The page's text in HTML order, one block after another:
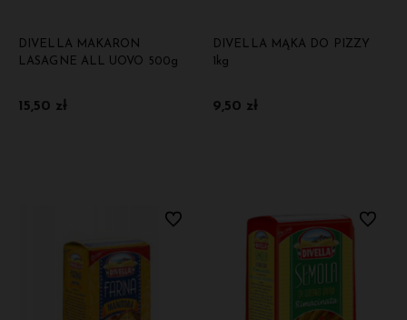
DIVELLA MAKARON
LASAGNE ALL UOVO 500g
15,50 zł
DIVELLA MĄKA DO PIZZY
1kg
9,50 zł
Do ulubionych Do